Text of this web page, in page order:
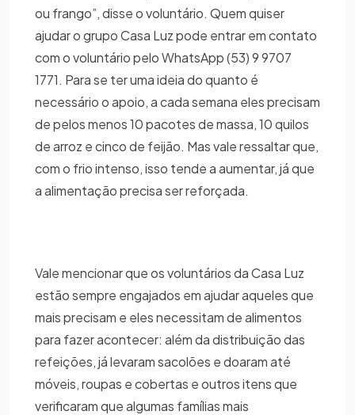
ou frango”, disse o voluntário. Quem quiser
ajudar o grupo Casa Luz pode entrar em contato
com o voluntário pelo WhatsApp (53) 9 9707
1771. Para se ter uma ideia do quanto é
necessário o apoio, a cada semana eles precisam
de pelos menos 10 pacotes de massa, 10 quilos
de arroz e cinco de feijão. Mas vale ressaltar que,
com o frio intenso, isso tende a aumentar, já que
a alimentação precisa ser reforçada.
Vale mencionar que os voluntários da Casa Luz
estão sempre engajados em ajudar aqueles que
mais precisam e eles necessitam de alimentos
para fazer acontecer: além da distribuição das
refeições, já levaram sacolões e doaram até
móveis, roupas e cobertas e outros itens que
verificaram que algumas famílias mais